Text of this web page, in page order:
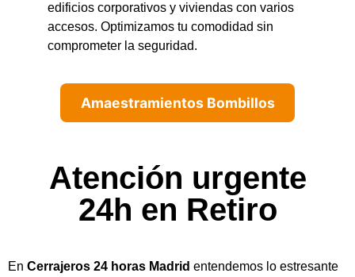
edificios corporativos y viviendas con varios
accesos. Optimizamos tu comodidad sin
comprometer la seguridad.
Amaestramientos Bombillos
Atención urgente
24h en Retiro
En Cerrajeros 24 horas Madrid entendemos lo estresante